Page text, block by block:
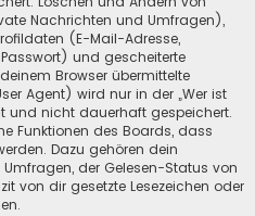
Nachrichten und Umfragen),
(E-Mail-Adresse,
und gescheiterte
Browser übermittelte
Agent) wird nur in der „Wer ist
und nicht dauerhaft gespeichert.
Funktionen des Boards, dass
Dazu gehören dein
der Gelesen-Status von
von dir gesetzte Lesezeichen oder